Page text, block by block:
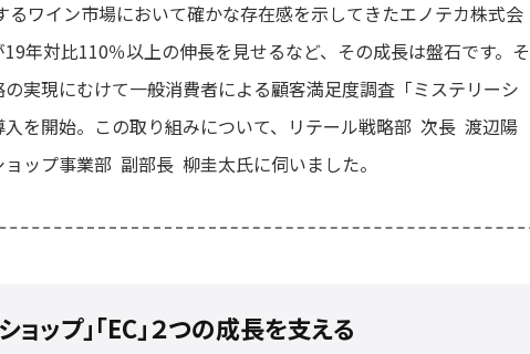
るワイン市場において確かな存在感を示してきたエノテカ株式会
年対比110％以上の伸長を見せるなど、その成長は盤石です。そ
実現にむけて一般消費者による顧客満足度調査「ミステリーシ
入を開始。この取り組みについて、リテール戦略部 次長 渡辺陽
ップ事業部 副部長 柳圭太氏に伺いました。
ップ」「EC」２つの成長を支える